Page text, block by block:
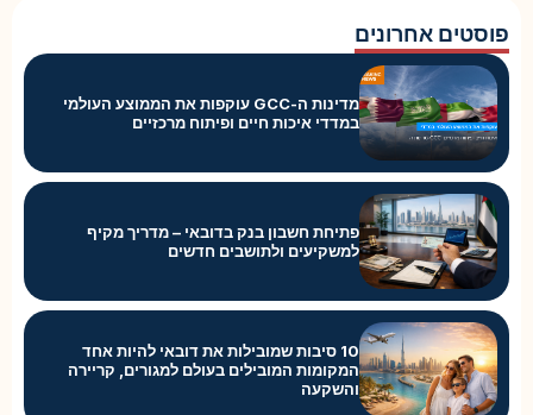
פוסטים אחרונים
מדינות ה-GCC עוקפות את הממוצע העולמי
במדדי איכות חיים ופיתוח מרכזיים
פתיחת חשבון בנק בדובאי – מדריך מקיף
למשקיעים ולתושבים חדשים
10 סיבות שמובילות את דובאי להיות אחד
המקומות המובילים בעולם למגורים, קריירה
והשקעה